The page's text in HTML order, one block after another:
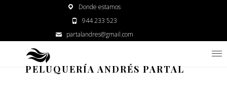
Donde estamos
944 233 523
partalandres@gmail.com
PELUQUERÍA ANDRÉS PARTAL